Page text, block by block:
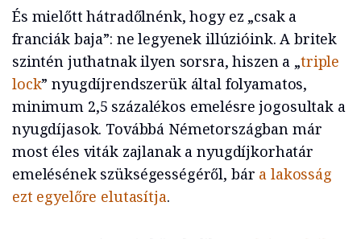
És mielőtt hátradőlnénk, hogy ez „csak a
franciák baja”: ne legyenek illúzióink. A britek
szintén juthatnak ilyen sorsra, hiszen a „triple
lock” nyugdíjrendszerük által folyamatos,
minimum 2,5 százalékos emelésre jogosultak a
nyugdíjasok. Továbbá Németországban már
most éles viták zajlanak a nyugdíjkorhatár
emelésének szükségességéről, bár a lakosság
ezt egyelőre elutasítja.